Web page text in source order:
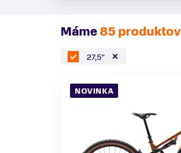
Máme85 produktov
27,5"
NOVINKA